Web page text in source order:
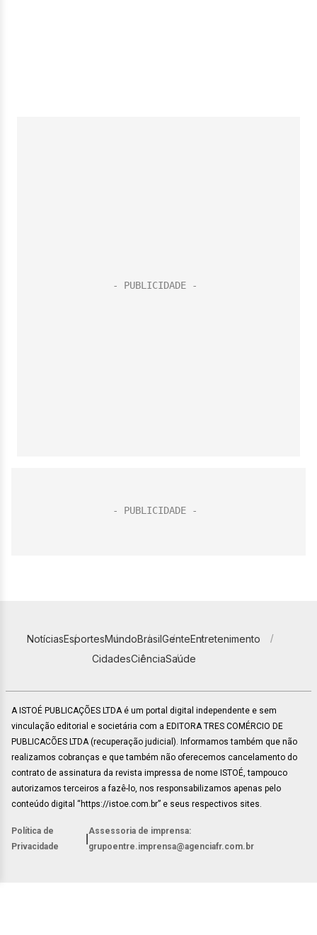
NotíciasEsportesMundoBrasilGenteEntretenimento
CidadesCiênciaSaúde
A ISTOÉ PUBLICAÇÕES LTDA é um portal digital independente e sem
vinculação editorial e societária com a EDITORA TRES COMÉRCIO DE
PUBLICACÕES LTDA (recuperação judicial). Informamos também que não
realizamos cobranças e que também não oferecemos cancelamento do
contrato de assinatura da revista impressa de nome ISTOÉ, tampouco
autorizamos terceiros a fazê-lo, nos responsabilizamos apenas pelo
conteúdo digital “https://istoe.com.br” e seus respectivos sites.
Política de
Privacidade
Assessoria de imprensa:
grupoentre.imprensa@agenciafr.com.br